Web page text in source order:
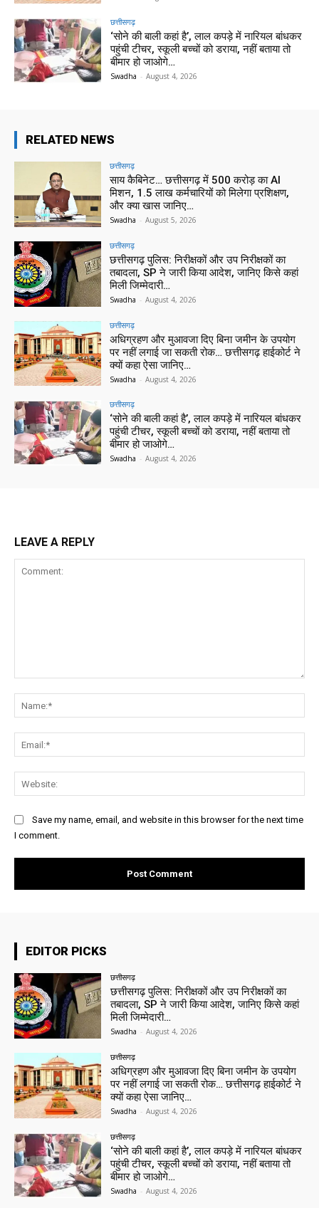
छत्तीसगढ़
‘सोने की बाली कहां है’, लाल कपड़े में नारियल बांधकर
पहुंची टीचर, स्कूली बच्चों को डराया, नहीं बताया तो
बीमार हो जाओगे…
Swadha - August 4, 2026
RELATED NEWS
छत्तीसगढ़
साय कैबिनेट… छत्तीसगढ़ में 500 करोड़ का AI
मिशन, 1.5 लाख कर्मचारियों को मिलेगा प्रशिक्षण,
और क्या खास जानिए…
Swadha - August 5, 2026
छत्तीसगढ़
छत्तीसगढ़ पुलिस: निरीक्षकों और उप निरीक्षकों का
तबादला, SP ने जारी किया आदेश, जानिए किसे कहां
मिली जिम्मेदारी…
Swadha - August 4, 2026
छत्तीसगढ़
अधिग्रहण और मुआवजा दिए बिना जमीन के उपयोग
पर नहीं लगाई जा सकती रोक… छत्तीसगढ़ हाईकोर्ट ने
क्यों कहा ऐसा जानिए…
Swadha - August 4, 2026
छत्तीसगढ़
‘सोने की बाली कहां है’, लाल कपड़े में नारियल बांधकर
पहुंची टीचर, स्कूली बच्चों को डराया, नहीं बताया तो
बीमार हो जाओगे…
Swadha - August 4, 2026
LEAVE A REPLY
Save my name, email, and website in this browser for the next time
I comment.
EDITOR PICKS
छत्तीसगढ़
छत्तीसगढ़ पुलिस: निरीक्षकों और उप निरीक्षकों का
तबादला, SP ने जारी किया आदेश, जानिए किसे कहां
मिली जिम्मेदारी…
Swadha - August 4, 2026
छत्तीसगढ़
अधिग्रहण और मुआवजा दिए बिना जमीन के उपयोग
पर नहीं लगाई जा सकती रोक… छत्तीसगढ़ हाईकोर्ट ने
क्यों कहा ऐसा जानिए…
Swadha - August 4, 2026
छत्तीसगढ़
‘सोने की बाली कहां है’, लाल कपड़े में नारियल बांधकर
पहुंची टीचर, स्कूली बच्चों को डराया, नहीं बताया तो
बीमार हो जाओगे…
Swadha - August 4, 2026